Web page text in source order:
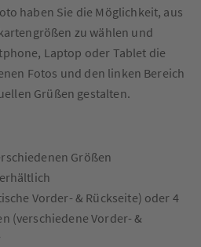
haben Sie die Möglichkeit, aus
zu wählen und
Laptop oder Tablet die
Fotos und den linken Bereich
Grüßen gestalten.
Größen
Vorder- & Rückseite) oder 4
(verschiedene Vorder- &